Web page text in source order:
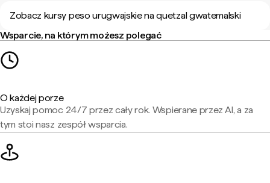
Zobacz kursy peso urugwajskie na quetzal gwatemalski
Wsparcie, na którym możesz polegać
O każdej porze
Uzyskaj pomoc 24/7 przez cały rok. Wspierane przez AI, a za
tym stoi nasz zespół wsparcia.